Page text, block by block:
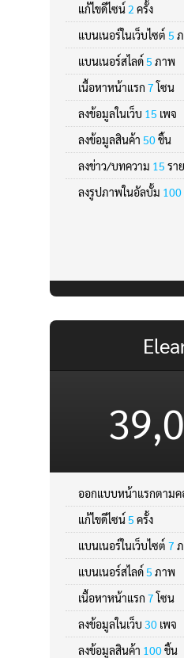
Search
แก้ไขดีไซน์2 ครั้ง
แบนเนอร์ในเว็บไซต์ 5
แบนเนอร์สไลด์5 ภาพ
เนื้อหาหน้าแรก 7โซน
ลงข้อมูลในเว็บ 15 เพจ
ลงข้อมูลสินค้า 50ชิ้น
ลงข่าว/บทความ 15 รา
ลงรูปภาพในอัลบั้ม 100
ออกแบบหน้าแรกตามค
แก้ไขดีไซน์5 ครั้ง
แบนเนอร์ในเว็บไซต์ 7
แบนเนอร์สไลด์5 ภาพ
เนื้อหาหน้าแรก 7โซน
ลงข้อมูลในเว็บ 30เพจ
ลงข้อมูลสินค้า 100ชิ้น